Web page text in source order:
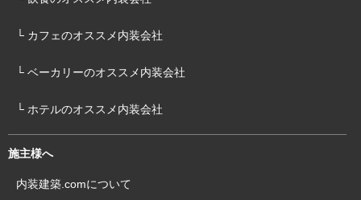
└ カフェのオススメ内装会社
└ ベーカリーのオススメ内装会社
└ ホテルのオススメ内装会社
施主様へ
内装建築.comについて